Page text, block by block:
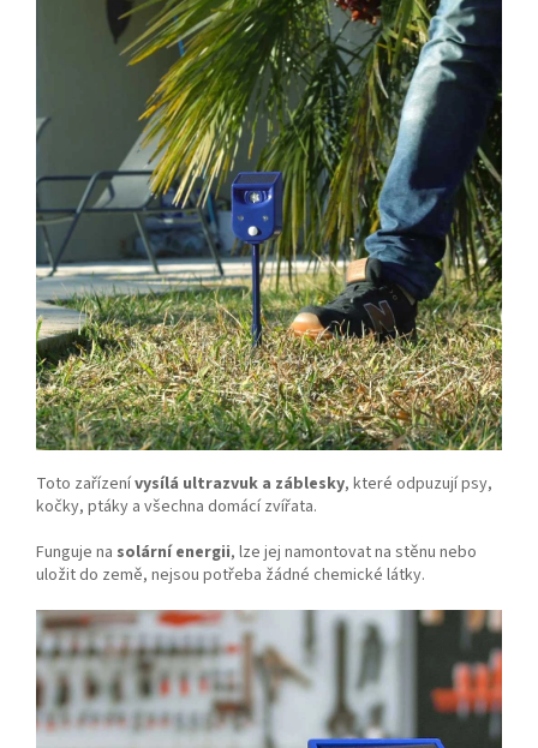
Toto zařízenívysílá ultrazvuk a záblesky, které odpuzují psy,
kočky, ptáky a všechna domácí zvířata.
Funguje na solární energii, lze jej namontovat na stěnu nebo
uložit do země, nejsou potřeba žádné chemické látky.